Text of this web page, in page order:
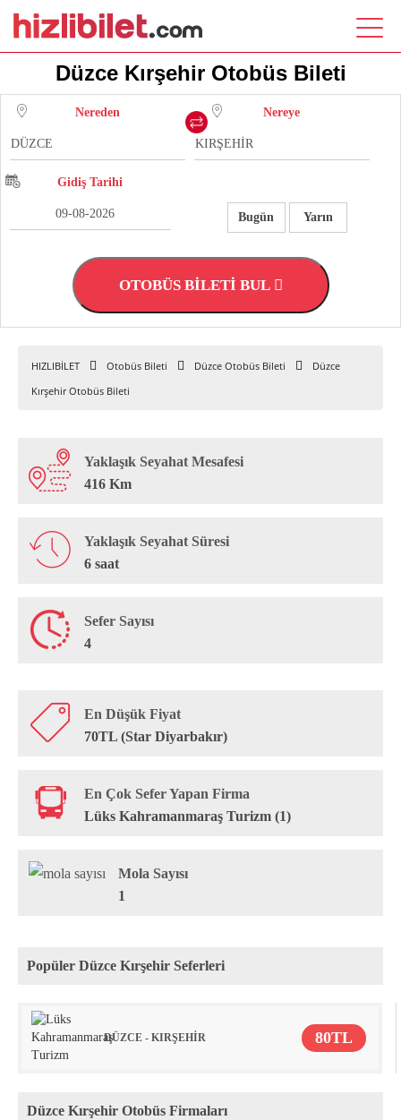
Düzce Kırşehir Otobüs Bileti
Nereden Nereye
Gidiş Tarihi
Bugün Yarın
OTOBÜS BİLETİ BUL
HIZLIBİLET Otobüs Bileti Düzce Otobüs Bileti
Düzce
Kırşehir Otobüs Bileti
Yaklaşık Seyahat Mesafesi
416 Km
Yaklaşık Seyahat Süresi
6 saat
Sefer Sayısı
4
En Düşük Fiyat
70TL (Star Diyarbakır)
En Çok Sefer Yapan Firma
Lüks Kahramanmaraş Turizm (1)
Mola Sayısı
1
Popüler Düzce Kırşehir Seferleri
DÜZCE - KIRŞEHİR 80TL
Düzce Kırşehir Otobüs Firmaları